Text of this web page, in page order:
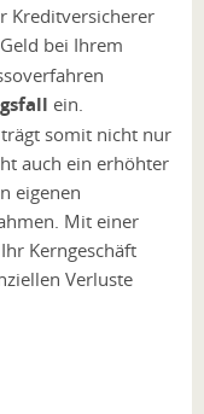
Kreditversicherer
bei Ihrem
ein.
somit nicht nur
auch ein erhöhter
eigenen
Mit einer
Kerngeschäft
Verluste